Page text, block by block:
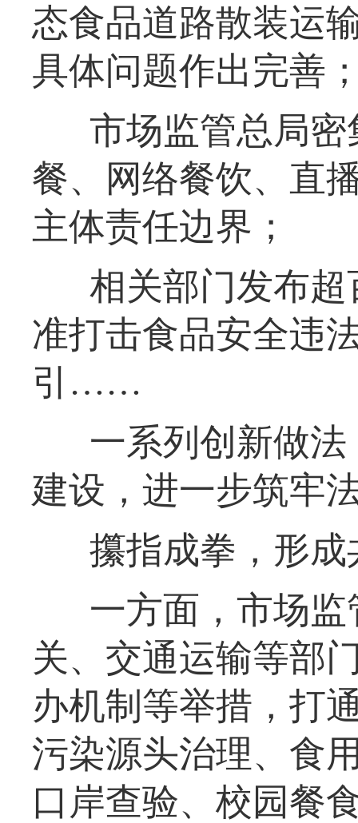
态食品道路散装运
具体问题作出完善
市场监管总局
餐、网络餐饮、直
主体责任边界；
相关部门发布
准打击食品安全违
引……
一系列创新做
建设，进一步筑牢
攥指成拳，形
一方面，市场
关、交通运输等部
办机制等举措，打
污染源头治理、食
口岸查验、校园餐